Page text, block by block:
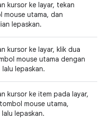
kursor ke layar, tekan
mouse utama, dan
lepaskan.
kursor ke layar, klik dua
mouse utama dengan
lepaskan.
kursor ke item pada layar,
mouse utama,
lepaskan.